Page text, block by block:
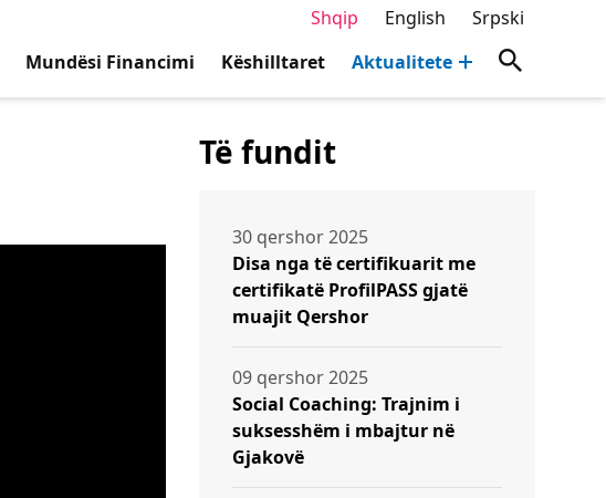
Shqip English
Srpski
Mundësi Financimi Këshilltaret Aktualitete
Të fundit
30 qershor 2025
Disa nga të certifikuarit me
certifikatë ProfilPASS gjatë
muajit Qershor
09 qershor 2025
Social Coaching: Trajnim i
suksesshëm i mbajtur në
Gjakovë